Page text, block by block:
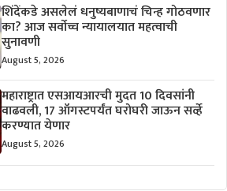
शिंदेंकडे असलेलं धनुष्यबाणाचं चिन्ह गोठवणार
का? आज सर्वोच्च न्यायालयात महत्वाची
सुनावणी
August 5, 2026
महाराष्ट्रात एसआयआरची मुदत 10 दिवसांनी
वाढवली, 17 ऑगस्टपर्यंत घरोघरी जाऊन सर्व्हे
करण्यात येणार
August 5, 2026